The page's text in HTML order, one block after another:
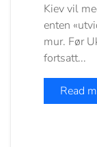
Kiev vil
enten
mur. Før
fortsatt...
Read